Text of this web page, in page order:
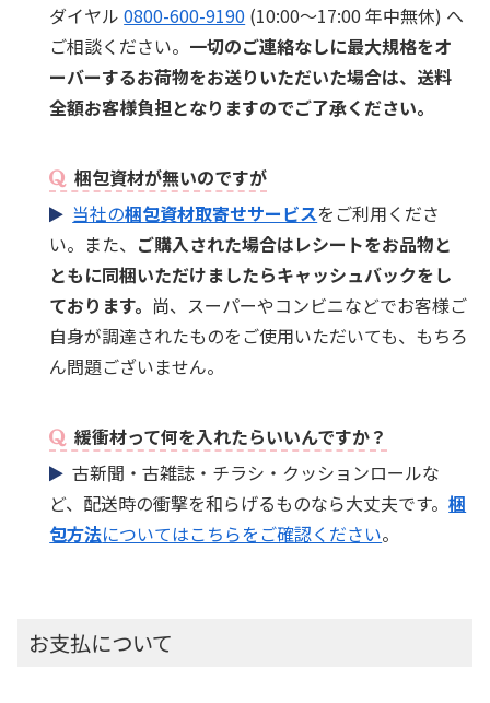
ダイヤル0800-600-9190 (10:00～17:00 年中無休) へ
ご相談ください。 一切のご連絡なしに最大規格をオ
ーバーするお荷物をお送りいただいた場合は、送料
全額お客様負担となりますのでご了承ください。
梱包資材が無いのですが
当社の梱包資材取寄せサービスをご利用くださ
い。また、 ご購入された場合はレシートをお品物と
ともに同梱いただけましたらキャッシュバックをし
ております。 尚、スーパーやコンビニなどでお客様ご
自身が調達されたものをご使用いただいても、もちろ
ん問題ございません。
緩衝材って何を入れたらいいんですか？
古新聞・古雑誌・チラシ・クッションロールな
ど、配送時の衝撃を和らげるものなら大丈夫です。梱
包方法についてはこちらをご確認ください。
お支払について